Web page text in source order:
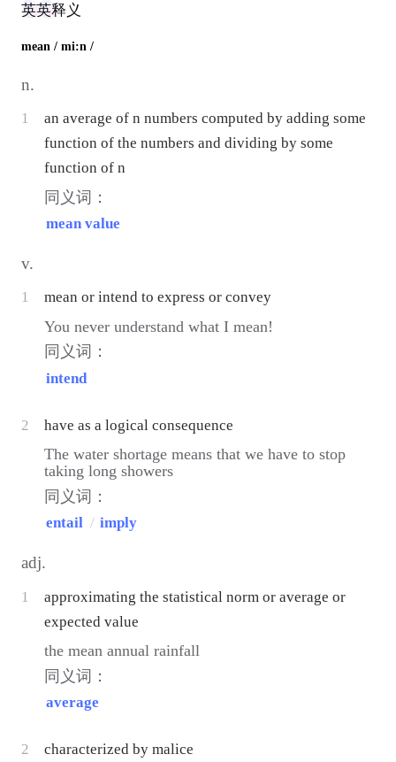
英英释义
mean / mi:n /
n.
1
an average of n numbers computed by adding some
function of the numbers and dividing by some
function of n
同义词：
mean value
v.
1 mean or intend to express or convey
You never understand what I mean!
同义词：
intend
2 have as a logical consequence
The water shortage means that we have to stop
taking long showers
同义词：
entail / imply
adj.
1
approximating the statistical norm or average or
expected value
the mean annual rainfall
同义词：
average
2 characterized by malice